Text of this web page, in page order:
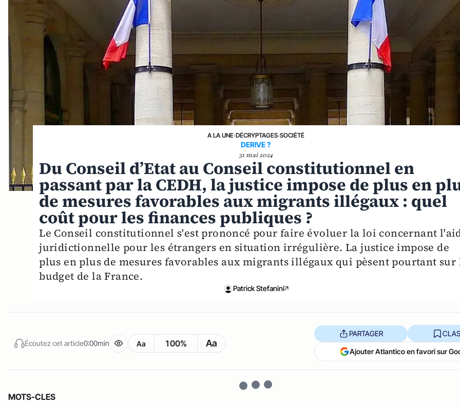
A LA UNE›DÉCRYPTAGES›SOCIÉTÉ
DERIVE ?
31 mai 2024
Du Conseil d’Etat au Conseil constitutionnel en
passant par la CEDH, la justice impose de plus en
de mesures favorables aux migrants illégaux : quel
coût pour les finances publiques ?
Le Conseil constitutionnel s'est prononcé pour faire évoluer la loi concernant
juridictionnelle pour les étrangers en situation irrégulière. La justice impose de
plus en plus de mesures favorables aux migrants illégaux qui pèsent pourtant sur
budget de la France.
Patrick Stefanini
Écoutez cet article0:00min Aa 100% Aa
PARTAGER
Ajouter Atlantico en favori sur
MOTS-CLES